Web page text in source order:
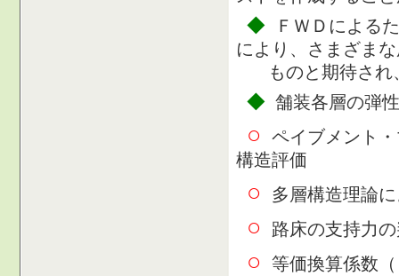
◆
ＦＷＤによる
により、さまざま
ものと期待され
◆ 舗装各層の弾
○
ペイブメント
構造評価
○ 多層構造理論
○ 路床の支持力
○
等価換算係数